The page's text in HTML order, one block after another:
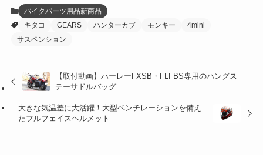
(27) (41)
(47)
(4)
(16)
バイクパーツ用品新商品
キタコ
GEARS ハンターカブ モンキー
4mini
サスペンション
【取付動画】ハーレーFXSB・FLFBS専用のハングス
テーサドルバッグ
大きな気温差に大活躍！大型ベンチレーションを備え
たフルフェイスヘルメット